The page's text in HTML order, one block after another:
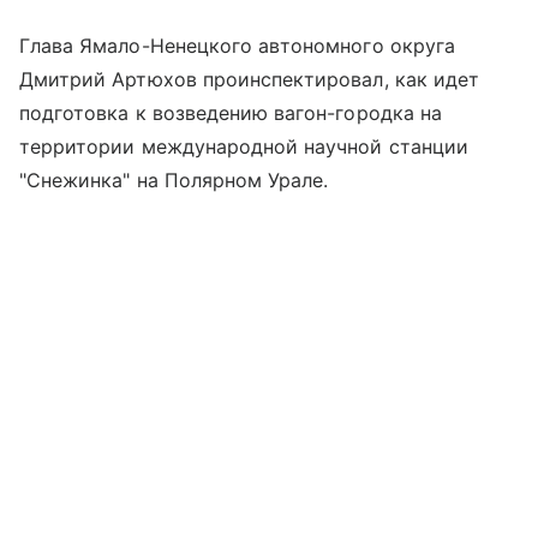
Глава Ямало-Ненецкого автономного округа
Дмитрий Артюхов проинспектировал, как идет
подготовка к возведению вагон-городка на
территории международной научной станции
"Снежинка" на Полярном Урале.